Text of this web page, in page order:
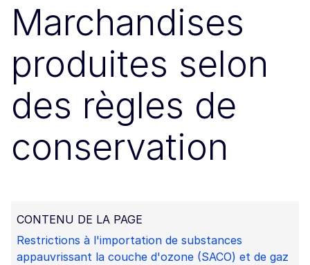
Marchandises
produites selon
des règles de
conservation
CONTENU DE LA PAGE
Restrictions à l'importation de substances
appauvrissant la couche d'ozone (SACO) et de gaz